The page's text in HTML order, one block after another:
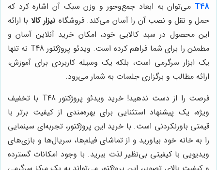
T48 می‌توان به ابعاد جمع‌وجور و وزن سبک آن اشاره کرد که
حمل و نقل و نصب آن را آسان می‌کند. فروشگاه نیزار کالا با ارائه
این محصول در سبد کالایی خود، امکان خرید آنلاین آسان و
مطمئن را برای شما فراهم کرده است. ویدئو پروژکتور T48 نه تنها
یک ابزار سرگرمی است، بلکه یک وسیله کاربردی برای آموزش،
ارائه مطالب و برگزاری جلسات به شمار می‌رود.
فرصت را از دست ندهید! خرید ویدئو پروژکتور T48 با تخفیف
ویژه، یک پیشنهاد استثنایی برای بهره‌مندی از کیفیت برتر با
قیمتی باورنکردنی است. با خرید این پروژکتور، تجربه‌ای سینمایی
را به خانه خود بیاورید و از تماشای فیلم‌ها، سریال‌ها و بازی‌های
ویدیویی با کیفیتی بی‌نظیر لذت ببرید. با وجود امکانات گسترده